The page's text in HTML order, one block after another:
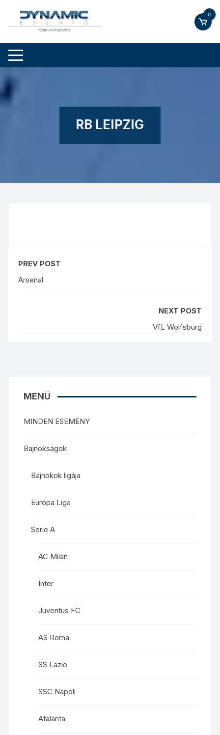
content
0
RB LEIPZIG
PREV POST
Arsenal
NEXT POST
VfL Wolfsburg
MENÜ
MINDEN ESEMÉNY
Bajnokságok
Bajnokok ligája
Európa Liga
Serie A
AC Milan
Inter
Juventus FC
AS Roma
SS Lazio
SSC Napoli
Atalanta